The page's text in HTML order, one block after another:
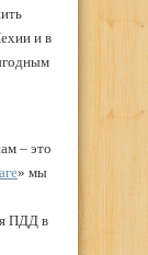
и в
– это
» мы
ПДД в